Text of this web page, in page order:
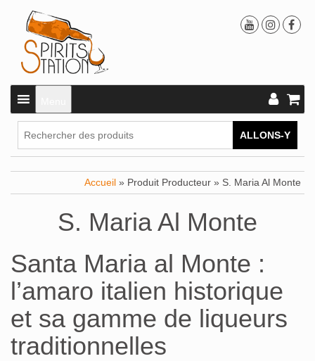
ALLONS-Y
Accueil » Produit Producteur » S. Maria Al Monte
S. Maria Al Monte
Santa Maria al Monte :
l’amaro italien historique
et sa gamme de liqueurs
traditionnelles